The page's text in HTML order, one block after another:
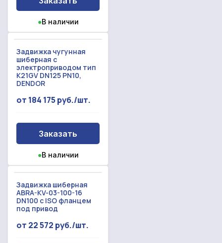
●В наличии
Задвижка чугунная
шиберная с
электроприводом тип
K21GV DN125 PN10,
DENDOR
от 184 175 руб./шт.
Заказать
●В наличии
Задвижка шиберная
ABRA-KV-03-100-16
DN100 c ISO фланцем
под привод
от 22 572 руб./шт.